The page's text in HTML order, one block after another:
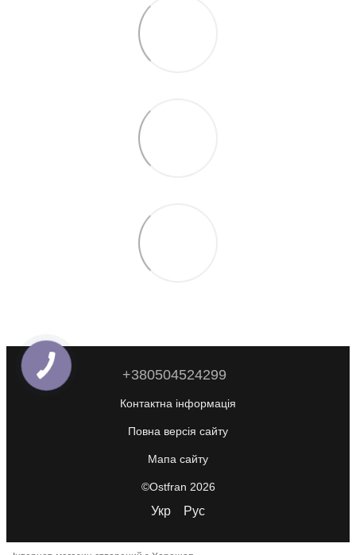
+380504524299
Контактна інформація
Повна версія сайту
Мапа сайту
©Ostfran 2026
Укр Рус